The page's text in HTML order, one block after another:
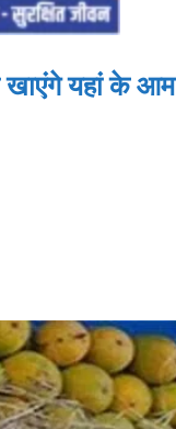
खाएंगे यहां के आम